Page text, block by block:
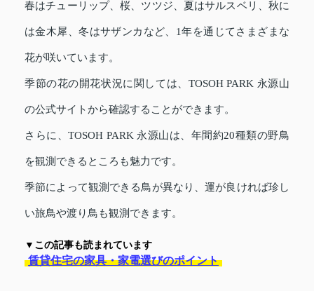
春はチューリップ、桜、ツツジ、夏はサルスベリ、秋に
は金木犀、冬はサザンカなど、1年を通じてさまざまな
花が咲いています。
季節の花の開花状況に関しては、TOSOH PARK 永源山
の公式サイトから確認することができます。
さらに、TOSOH PARK 永源山は、年間約20種類の野鳥
を観測できるところも魅力です。
季節によって観測できる鳥が異なり、運が良ければ珍し
い旅鳥や渡り鳥も観測できます。
▼この記事も読まれています
賃貸住宅の家具・家電選びのポイント